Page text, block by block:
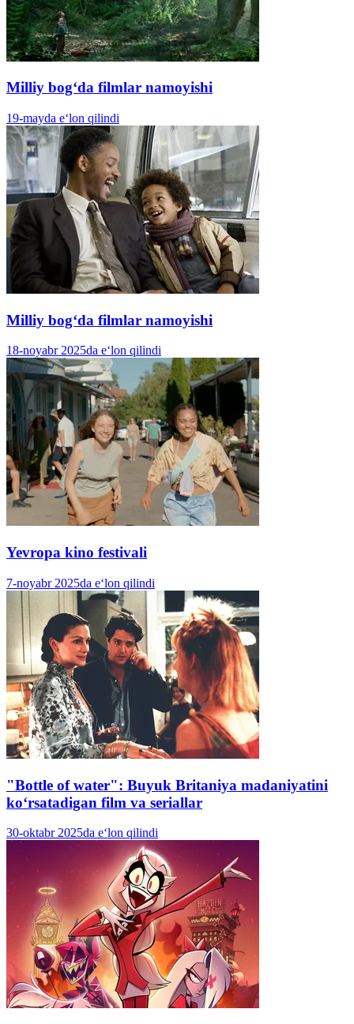
Milliy bogʻda filmlar namoyishi
19-mayda e‘lon qilindi
Milliy bogʻda filmlar namoyishi
18-noyabr 2025da e‘lon qilindi
Yevropa kino festivali
7-noyabr 2025da e‘lon qilindi
"Bottle of water": Buyuk Britaniya madaniyatini
koʻrsatadigan film va seriallar
30-oktabr 2025da e‘lon qilindi